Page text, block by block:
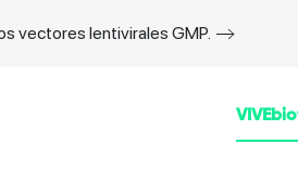
vectores lentivirales GMP.